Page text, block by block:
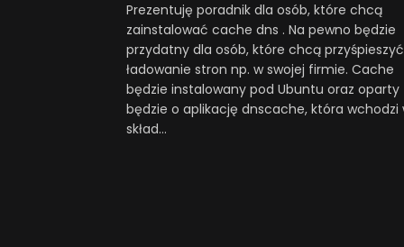
Prezentuję poradnik dla osób, które chcą
zainstalować cache dns . Na pewno będzie
przydatny dla osób, które chcą przyśpieszyć
ładowanie stron np. w swojej firmie. Cache
będzie instalowany pod Ubuntu oraz oparty
będzie o aplikację dnscache, która wchodzi
skład…